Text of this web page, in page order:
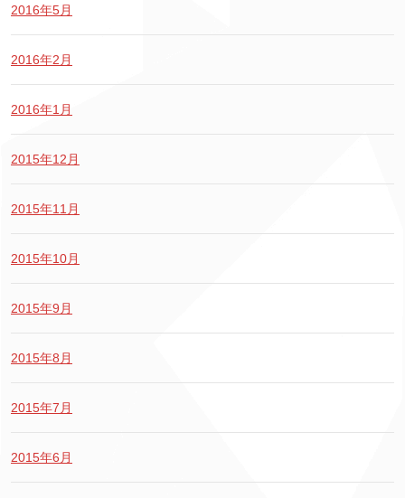
2016年5月
2016年2月
2016年1月
2015年12月
2015年11月
2015年10月
2015年9月
2015年8月
2015年7月
2015年6月